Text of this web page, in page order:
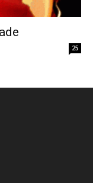
25